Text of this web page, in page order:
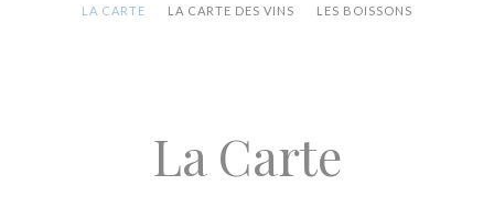
LA CARTE LA CARTE DES VINS LES BOISSONS
La Carte